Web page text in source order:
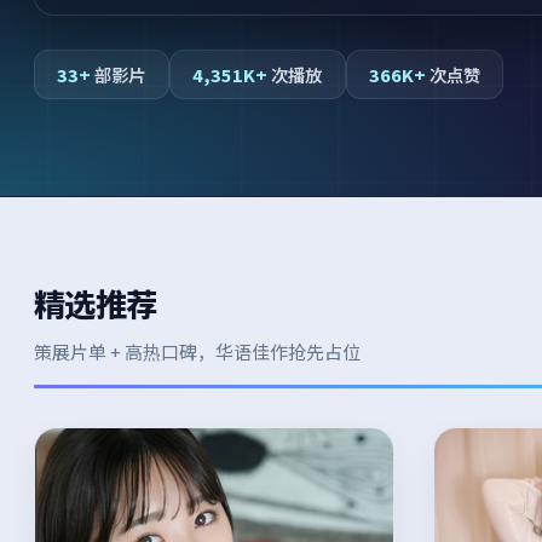
33+部影片 4,351K+次播放 366K+次点赞
精选推荐
策展片单 + 高热口碑，华语佳作抢先占位